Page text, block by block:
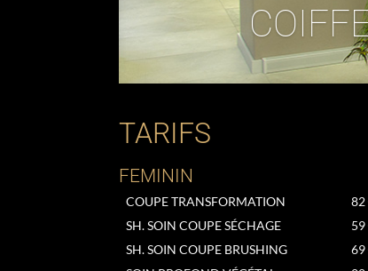
TARIFS
FEMININ
COUPE TRANSFORMATION
82
SH. SOIN COUPE SÉCHAGE
59
SH. SOIN COUPE BRUSHING
69